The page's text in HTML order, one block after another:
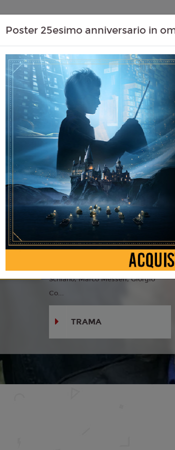
Listino Prezzi Contenuti Extra
Durata: 106 min
Genere: Commedia
Lingua:Italiano
EtàT
Regia:Volfango De Biasi
Anno:2025
Abatantuono, Neva Leoni, Elisabetta
De Vito, Elisabetta De Palo, Nunzia
Schiano, Marco Messeri, Giorgio
Co...
TRAMA
Poster 25esimo anniversario in